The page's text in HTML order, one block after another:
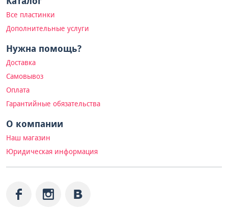
Все пластинки
Дополнительные услуги
Нужна помощь?
Доставка
Самовывоз
Оплата
Гарантийные обязательства
О компании
Наш магазин
Юридическая информация